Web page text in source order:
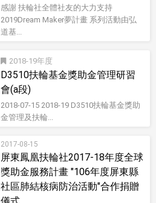
Cooperating_Organization_Memor...
感謝 扶輪社全體社友的大力支持
2019Dream Maker夢計畫 系列活動由弘
道基...
2018-19
D3510扶輪基金獎助金管理研習
會(a段)
2018-07-15 2018-19 D3510扶輪基金獎助
金管理及扶輪...
2017-08-15
屏東鳳凰扶輪社2017-18年度全球
獎助金服務計畫 "106年度屏東縣
社區肺結核病防治活動"合作捐贈